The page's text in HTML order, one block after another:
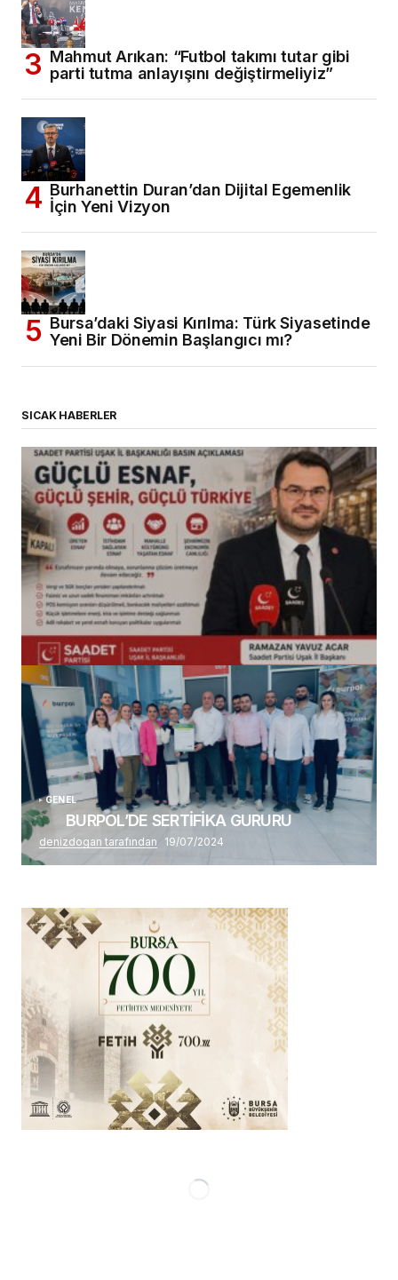
Mahmut Arıkan: “Futbol takımı tutar gibi
parti tutma anlayışını değiştirmeliyiz”
Burhanettin Duran’dan Dijital Egemenlik
İçin Yeni Vizyon
Bursa’daki Siyasi Kırılma: Türk Siyasetinde
Yeni Bir Dönemin Başlangıcı mı?
SICAK HABERLER
(başlıksız)
Alaattin Karahan tarafından 14/07/2026
GENEL
BURPOL’DE SERTİFİKA GURURU
denizdogan tarafından 19/07/2024